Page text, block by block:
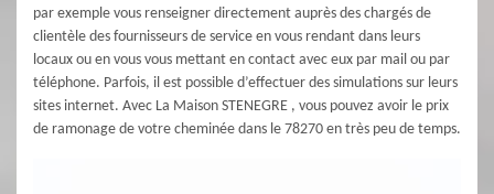
par exemple vous renseigner directement auprès des chargés de
clientèle des fournisseurs de service en vous rendant dans leurs
locaux ou en vous vous mettant en contact avec eux par mail ou par
téléphone. Parfois, il est possible d’effectuer des simulations sur leurs
sites internet. Avec La Maison STENEGRE , vous pouvez avoir le prix
de ramonage de votre cheminée dans le 78270 en très peu de temps.